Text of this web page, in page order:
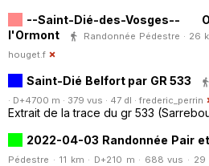
--Saint-Dié-des-Vosges--
l'Ormont
Randonnée Pédestre · 26
houget.f
Saint-Dié Belfort par GR 533
· D+4700 m · 379 vus · 47 dl · frederic_perrin
Extrait de la trace du gr 533
2022-04-03 Randonnée Pair
Pédestre · 11 km · D+210 m · 688 vus ·